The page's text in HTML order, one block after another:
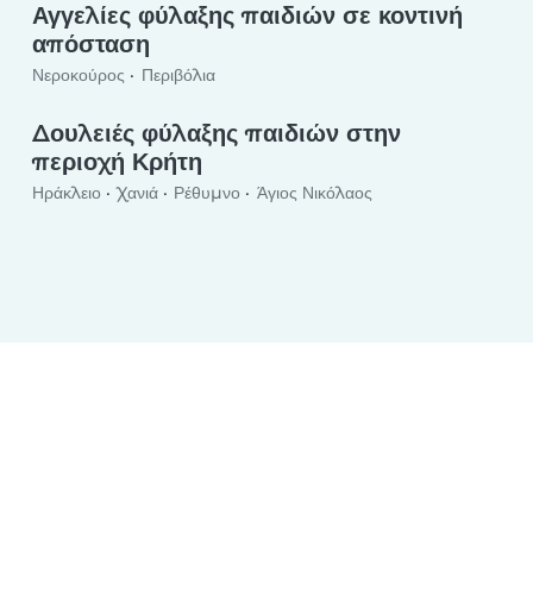
Αγγελίες φύλαξης παιδιών σε κοντινή
απόσταση
Νεροκούρος Περιβόλια
Δουλειές φύλαξης παιδιών στην
περιοχή Κρήτη
Ηράκλειο Χανιά Ρέθυμνο Άγιος Νικόλαος